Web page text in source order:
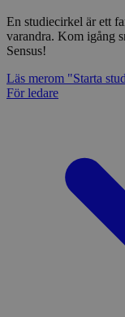
En studiecirkel är ett
varandra. Kom igång
Sensus!
Läs merom "Starta
För ledare